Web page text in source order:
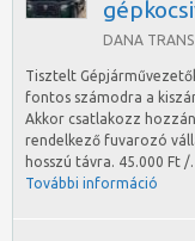
DANA
Tisztelt
fontos számodra a
Akkor csatlakozz
rendelkező fuvarozó
hosszú távra. 45.000 Ft
További információ